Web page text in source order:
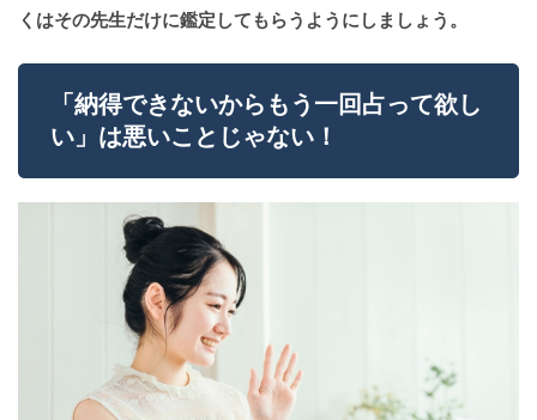
くはその先生だけに鑑定してもらうようにしましょう。
「納得できないからもう一回占って欲し
い」は悪いことじゃない！